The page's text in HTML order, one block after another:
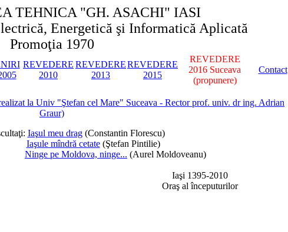
TEHNICA "GH. ASACHI" IASI
Energetică şi Informatică Aplicată
Promoţia 1970
REVEDERE
2010
REVEDERE
2013
REVEDERE
2015
REVEDERE
2016 Suceava
(propunere)
Contact
ealizat la Univ "Ştefan cel Mare" Suceava - Rectorprof. univ. dr ing. Adrian
Graur)
: Iaşul meu drag(Constantin Florescu)
Iaşule mîndră cetate(Ştefan Pintilie)
Ninge pe Moldova, ninge... (Aurel Moldoveanu)
Iaşi 1395-2010
Oraş al începuturilor